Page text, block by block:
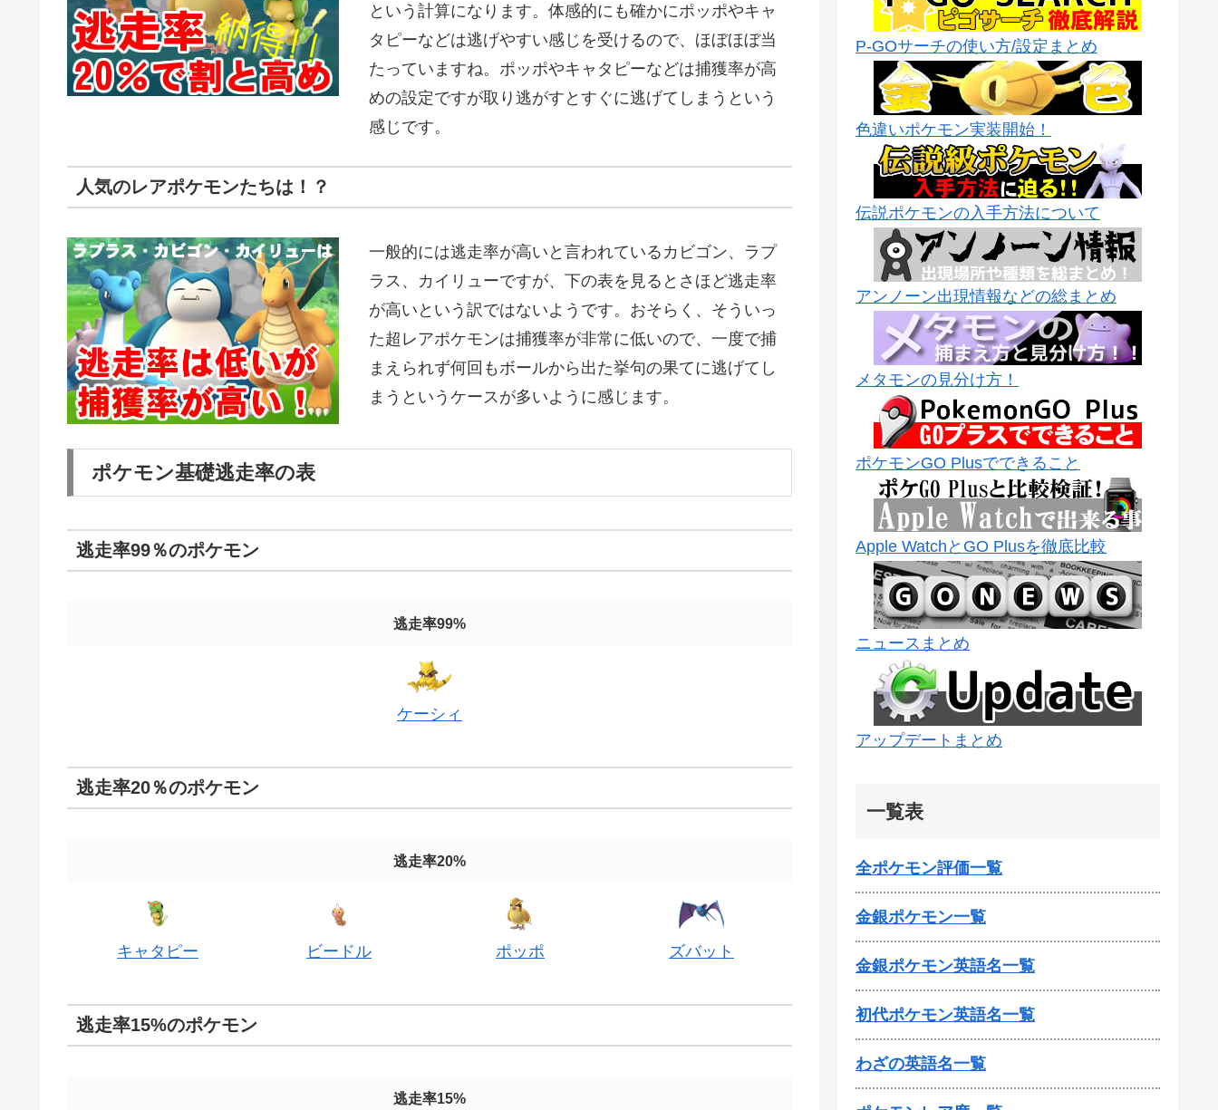
という計算になります。体感的にも確かにポッポやキャ
タピーなどは逃げやすい感じを受けるので、ほぼほぼ当
たっていますね。ポッポやキャタピーなどは捕獲率が高
めの設定ですが取り逃がすとすぐに逃げてしまうという
感じです。
人気のレアポケモンたちは！？
一般的には逃走率が高いと言われているカビゴン、ラプ
ラス、カイリューですが、下の表を見るとさほど逃走率
が高いという訳ではないようです。おそらく、そういっ
た超レアポケモンは捕獲率が非常に低いので、一度で捕
まえられず何回もボールから出た挙句の果てに逃げてし
まうというケースが多いように感じます。
ポケモン基礎逃走率の表
逃走率99％のポケモン
逃走率99%
ケーシィ
逃走率20％のポケモン
逃走率20%
キャタピー ビードル ポッポ ズバット
逃走率15%のポケモン
逃走率15%
P-GOサーチの使い方/設定まとめ
色違いポケモン実装開始！
伝説ポケモンの入手方法について
アンノーン出現情報などの総まとめ
メタモンの見分け方！
ポケモンGO Plusでできること
Apple WatchとGO Plusを徹底比較
ニュースまとめ
アップデートまとめ
一覧表
全ポケモン評価一覧
金銀ポケモン一覧
金銀ポケモン英語名一覧
初代ポケモン英語名一覧
わざの英語名一覧